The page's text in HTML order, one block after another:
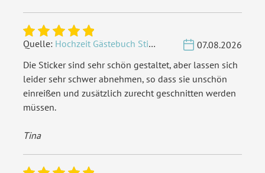
Quelle: Hochzeit Gästebuch Sticker 40 Fragen - Weiß
07.08.2026
Die Sticker sind sehr schön gestaltet, aber lassen sich
leider sehr schwer abnehmen, so dass sie unschön
einreißen und zusätzlich zurecht geschnitten werden
müssen.
Tina